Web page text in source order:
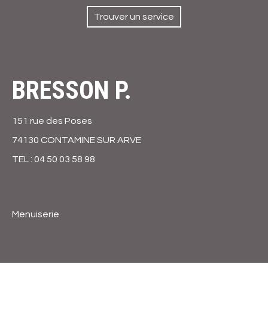
Trouver un service
BRESSON P.
151 rue des Poses
74130 CONTAMINE SUR ARVE
TEL : 04 50 03 58 98
Menuiserie